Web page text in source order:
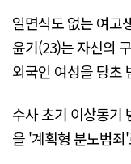
일면식도 없는 여고
윤기(23)는 자신의
외국인 여성을 당초
수사 초기 이상동기
을 '계획형 분노범